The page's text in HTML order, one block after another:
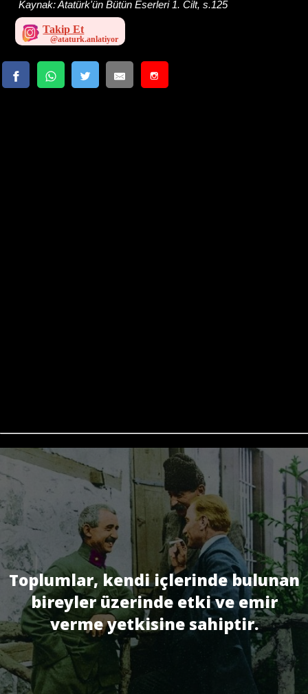
Kaynak:Atatürk'ün Bütün Eserleri 1. Cilt, s.125
Takip Et
Toplumlar, kendi içlerinde bulunan
bireyler üzerinde etki ve emir
verme yetkisine sahiptir.